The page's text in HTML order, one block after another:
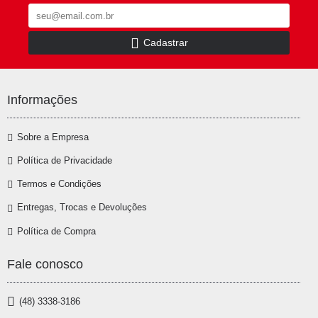
Cadastrar
Informações
Sobre a Empresa
Política de Privacidade
Termos e Condições
Entregas, Trocas e Devoluções
Política de Compra
Fale conosco
(48) 3338-3186